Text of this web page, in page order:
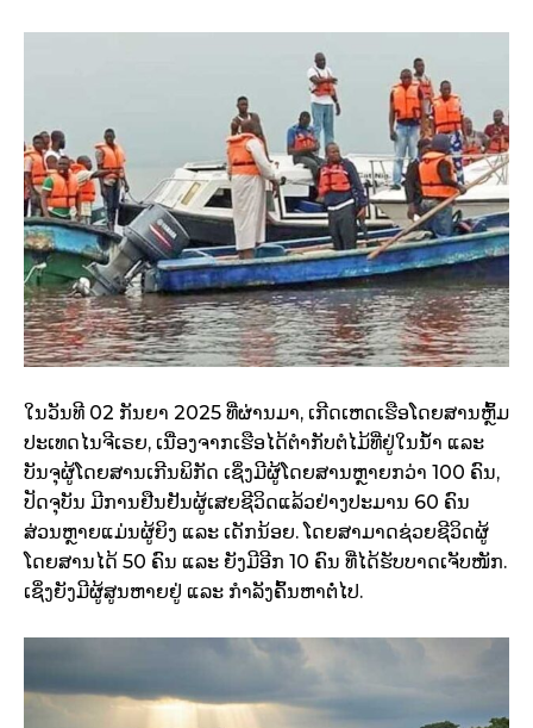
ໃນວັນທີ 02 ກັນຍາ 2025 ທີ່ຜ່ານມາ, ເກີດເຫດເຮືອໂດຍສານຫຼົ້ມ
ປະເທດໄນຈີເຣຍ, ເນື່ອງຈາກເຮືອໄດ້ຕໍາກັບຕໍໄມ້ທີ່ຢູ່ໃນນ້ໍ້າ ແລະ
ບັນຈຸຜູ້ໂດຍສານເກີນພິກັດ ເຊິ່ງມີຜູ້ໂດຍສານຫຼາຍກວ່າ 100 ຄົນ,
ປັດຈຸບັນ ມີການຢືນຢັນຜູ້ເສຍຊີວິດແລ້ວຢ່າງປະມານ 60 ຄົນ
ສ່ວນຫຼາຍແມ່ນຜູ້ຍິງ ແລະ ເດັກນ້ອຍ. ໂດຍສາມາດຊ່ວຍຊີວິດຜູ້
ໂດຍສານໄດ້ 50 ຄົນ ແລະ ຍັງມີອີກ 10 ຄົນ ທີ່ໄດ້ຮັບບາດເຈັບໜັກ.
ເຊິ່ງຍັງມີຜູ້ສູນຫາຍຢູ່ ແລະ ກໍາລັງຄົ້ນຫາຕໍ່ໄປ.